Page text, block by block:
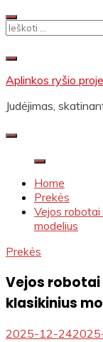
Skip
to
Ieškoti:
Aplinkos ryšio
Judėjimas,
Home
Prekės
Vejos robotai
modelius
Prekės
Vejos robotai
klasikinius
2025-12-24